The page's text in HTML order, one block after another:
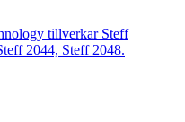
tillverkar Steff
2044, Steff 2048.